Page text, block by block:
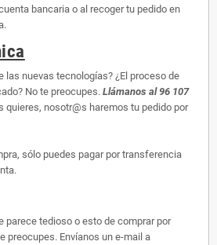
bancaria o al recoger tu pedido en
las nuevas tecnologías? ¿El proceso de
No te preocupes. Llámanos al 96 107
quieres, nosotr@s haremos tu pedido por
sólo puedes pagar por transferencia
parece tedioso o esto de comprar por
preocupes. Envíanos un e-mail a